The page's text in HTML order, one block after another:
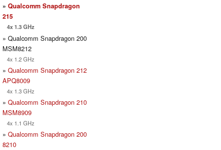
» Qualcomm Snapdragon
215
4x 1.3 GHz
» Qualcomm Snapdragon 200
MSM8212
4x 1.2 GHz
» Qualcomm Snapdragon 212
APQ8009
4x 1.3 GHz
» Qualcomm Snapdragon 210
MSM8909
4x 1.1 GHz
» Qualcomm Snapdragon 200
8210